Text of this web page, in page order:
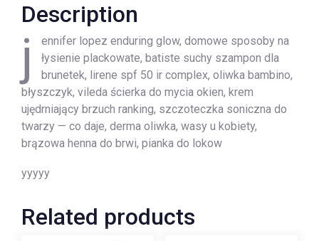
Description
j
ennifer lopez enduring glow, domowe sposoby na
łysienie plackowate, batiste suchy szampon dla
brunetek, lirene spf 50 ir complex, oliwka bambino,
błyszczyk, vileda ścierka do mycia okien, krem
ujędrniający brzuch ranking, szczoteczka soniczna do
twarzy — co daje, derma oliwka, wasy u kobiety,
brązowa henna do brwi, pianka do lokow
yyyyy
Related products